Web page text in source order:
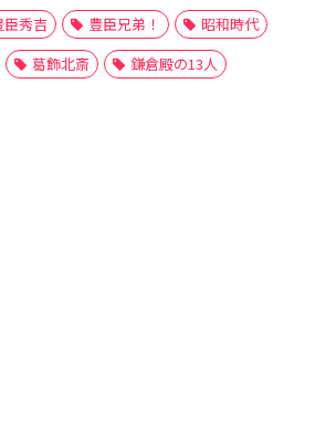
臣秀吉 豊臣兄弟！
昭和時代
葛飾北斎 鎌倉殿の13人